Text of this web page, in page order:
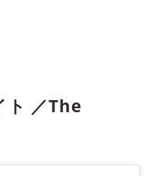
ト ／The